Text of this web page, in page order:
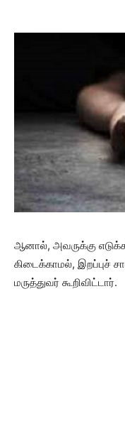
ஆனால், அவருக்கு
கிடைக்காமல், இறப்புச்
மருத்துவர் கூறிவிட்டார்.